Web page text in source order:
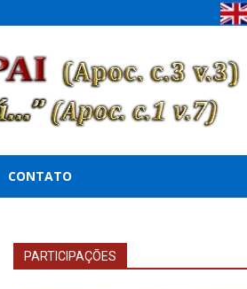
CONTATO
PARTICIPAÇÕES